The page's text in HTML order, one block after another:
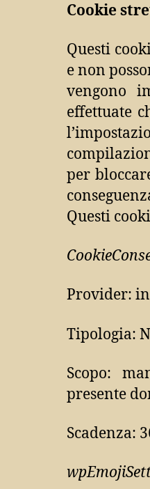
Cookie
Questi
e non
vengono
effettuate
per
Questi
Provider:
Tipologia:
Scopo:
presente
Scadenza: